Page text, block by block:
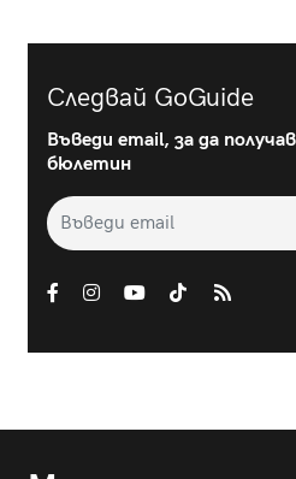
Следвай GoGuide
Въведи email, за да
бюлетин